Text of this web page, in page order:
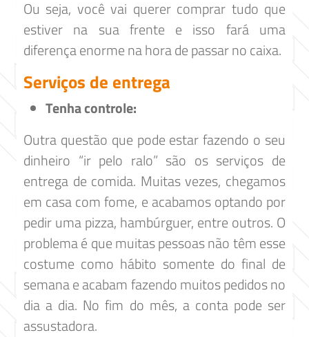
Ou seja, você vai querer comprar tudo que
estiver na sua frente e isso fará uma
diferença enorme na hora de passar no caixa.
Serviços de entrega
Tenha controle:
Outra questão que pode estar fazendo o seu
dinheiro “ir pelo ralo” são os serviços de
entrega de comida. Muitas vezes, chegamos
em casa com fome, e acabamos optando por
pedir uma pizza, hambúrguer, entre outros. O
problema é que muitas pessoas não têm esse
costume como hábito somente do final de
semana e acabam fazendo muitos pedidos no
dia a dia. No fim do mês, a conta pode ser
assustadora.